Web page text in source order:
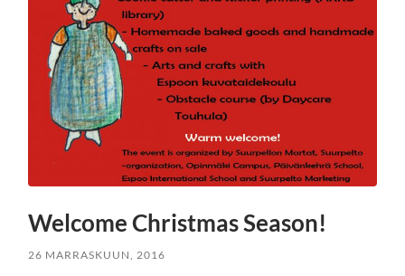
Welcome Christmas Season!
26 MARRASKUUN, 2016